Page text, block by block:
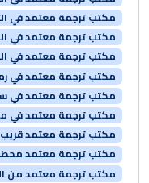
مكتب ترجمة معتمد في
مكتب ترجمة معتمد في
مكتب ترجمة معتمد في
مكتب ترجمة معتمد في
مكتب ترجمة معتمد في
مكتب ترجمة معتمد في
مكتب ترجمة معتمد
مكتب ترجمة معتمد
مكتب ترجمة معتمد من